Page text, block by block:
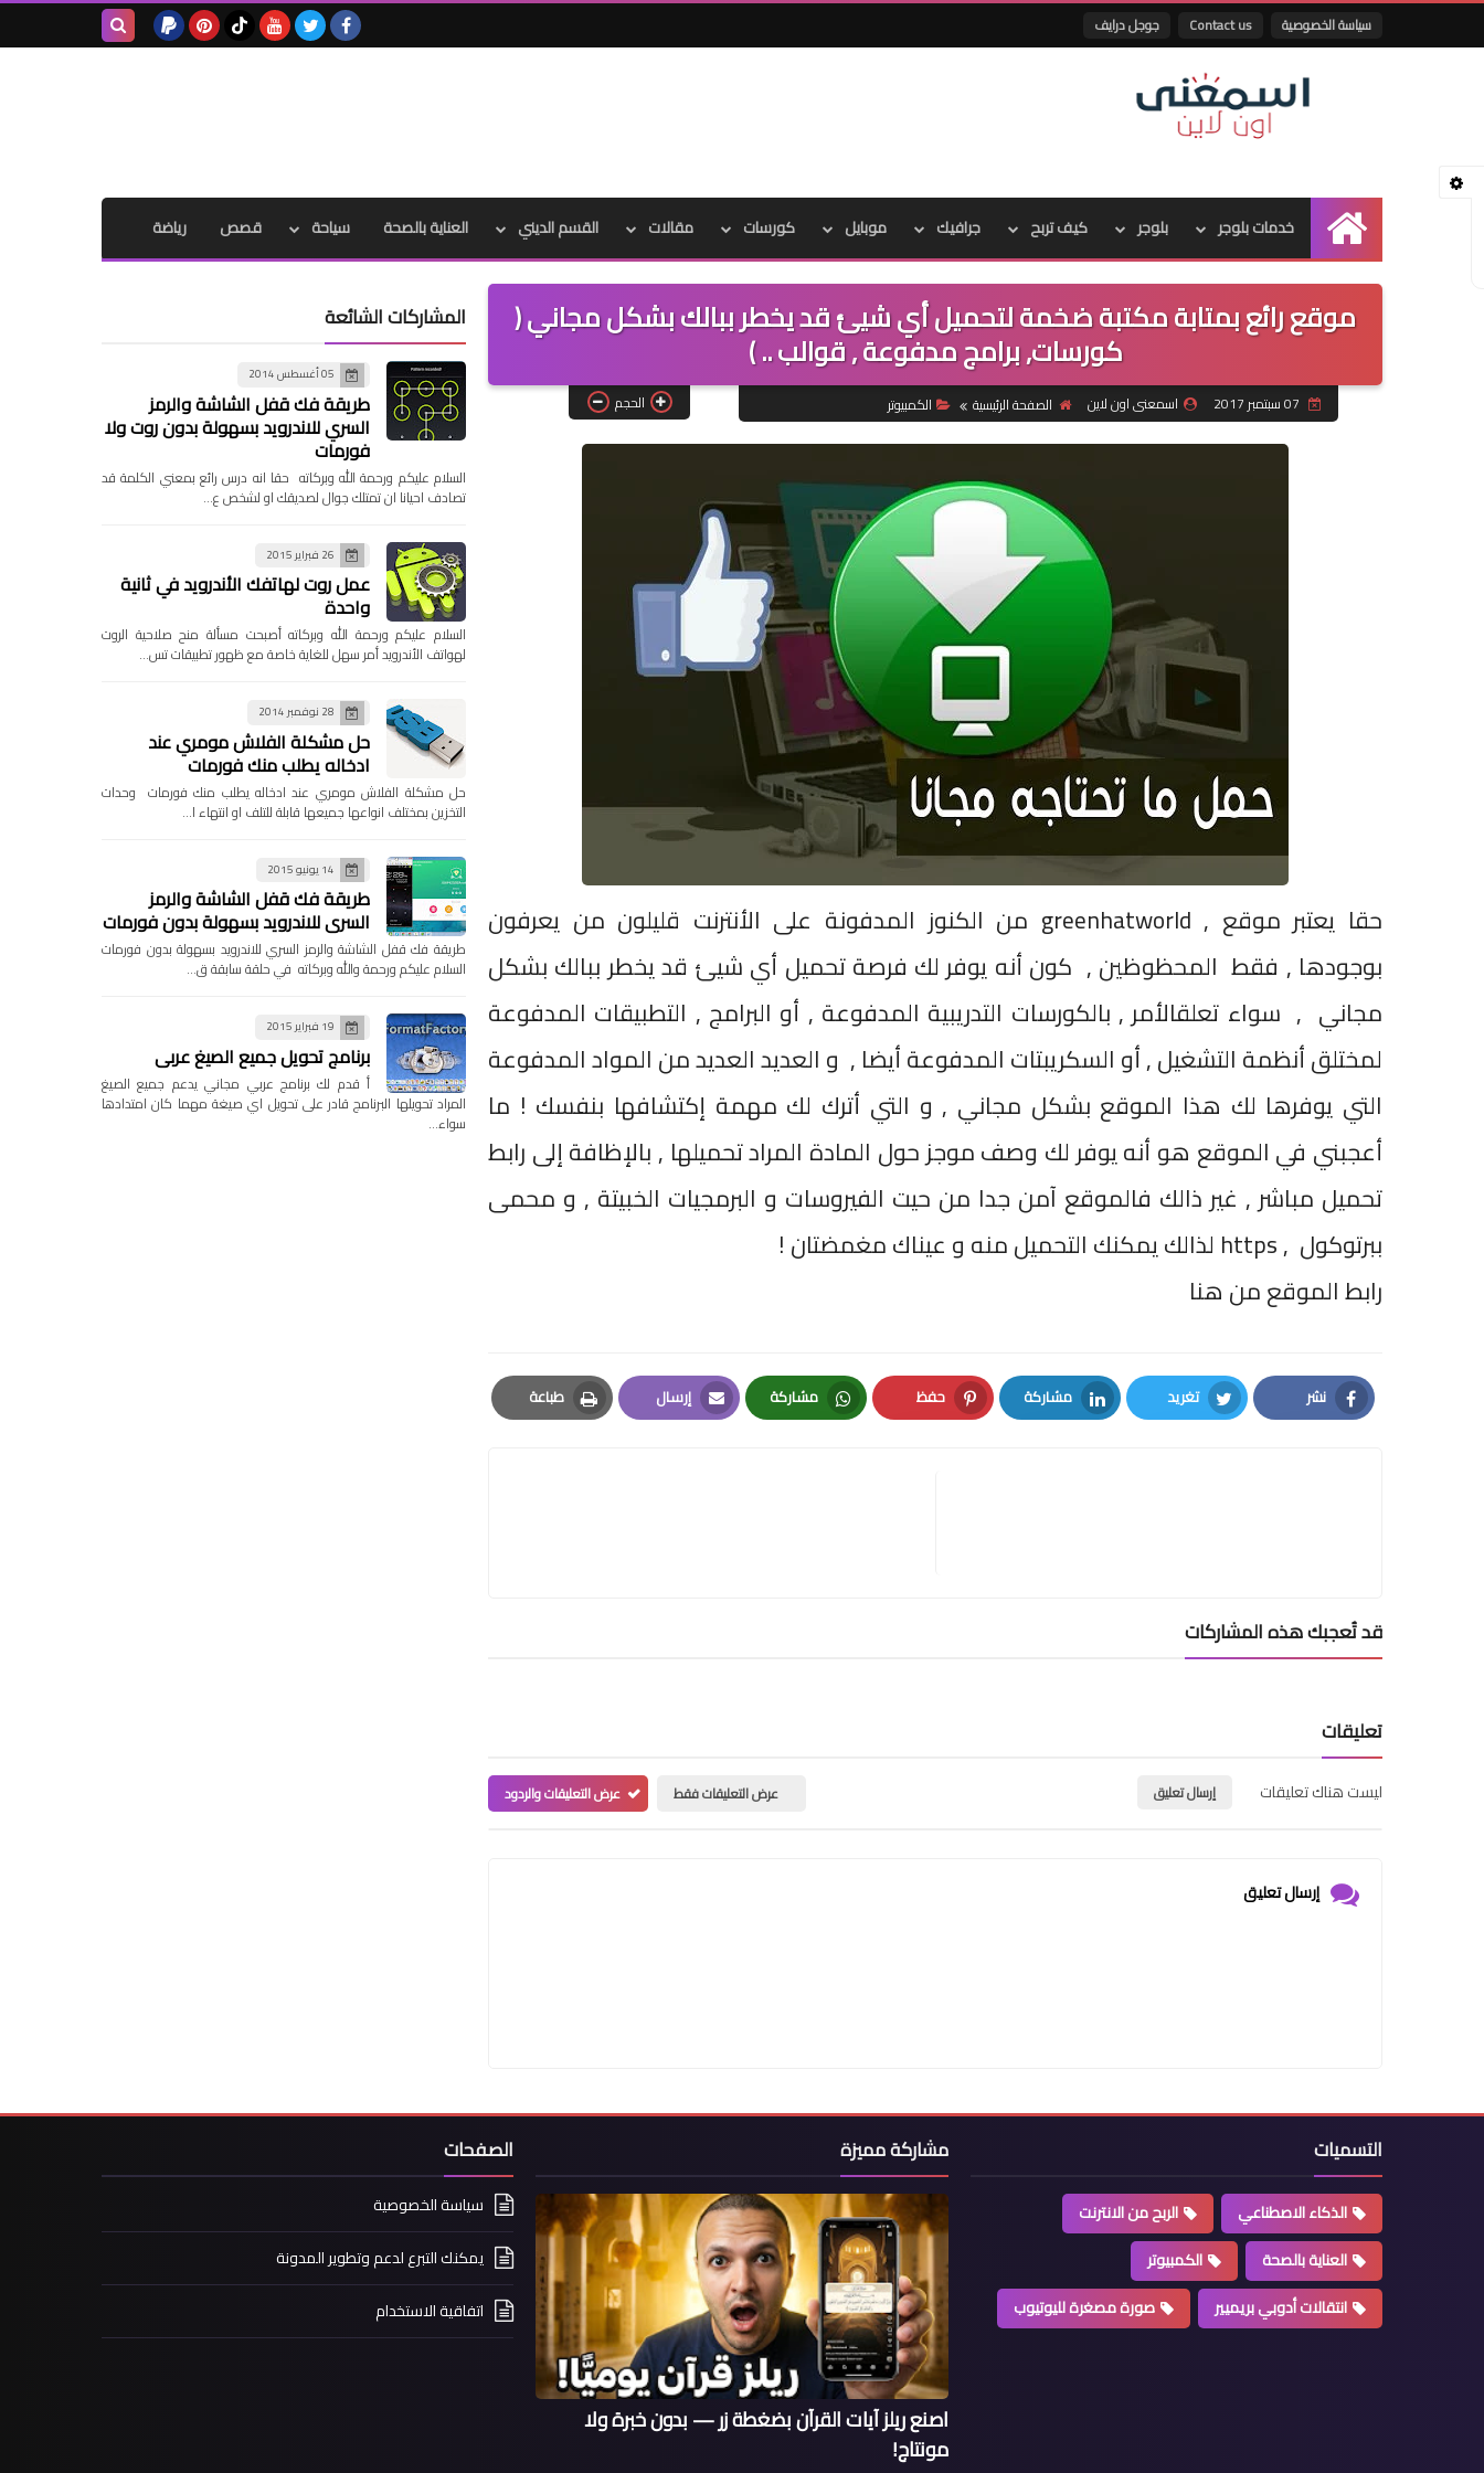
سياسة الخصوصية Contact us جوجل درايف
الرئيسية
خدمات بلوجر بلوجر كيف تربح جرافيك موبايل كورسات مقالات القسم الديني العناية بالصحة سياحة قصص رياضة
موقع رائع بمتابة مكتبة ضخمة لتحميل أي شيئ قد يخطر ببالك بشكل مجاني (
كورسات, برامج مدفوعة , قوالب .. )
اسمعنى اون لاين الصفحة الرئيسية الكمبيوتر الحجم
حقا يعتبر موقع greenhatworld , من الكنوز المدفونة على الأنترنت قليلون من يعرفون
بوجودها , فقط المحظوظين , كون أنه يوفر لك فرصة تحميل أي شيئ قد يخطر ببالك بشكل
مجاني , سواء تعلقالأمر , بالكورسات التدريبية المدفوعة , أو البرامج , التطبيقات المدفوعة
لمختلق أنظمة التشغيل , أو السكريبتات المدفوعة أيضا , و العديد العديد من المواد المدفوعة
التي يوفرها لك هذا الموقع بشكل مجاني , و التي أترك لك مهمة إكتشافها بنفسك ! ما
أعجبني في الموقع هو أنه يوفر لك وصف موجز حول المادة المراد تحميلها , بالإظافة إلى رابط
تحميل مباشر , غير ذالك فالموقع آمن جدا من حيت الفيروسات و البرمجيات الخبيتة , و محمى
ببرتوكول https , لذالك يمكنك التحميل منه و عيناك مغمضتان !
رابط الموقع من هنا
نشر
Facebook
تغريد
Twitter
مشاركة
LinkedIn
حفظ
Pinterest
مشاركة
Whatsapp
إرسال
Email
طباعة
Print
قد تُعجبك هذه المشاركات
تعليقات
ليست هناك تعليقات إرسال تعليق عرض التعليقات فقط عرض التعليقات والردود
إرسال تعليق
المشاركات الشائعة
05 أغسطس 2014
طريقة فك قفل الشاشة والرمز
السري للاندرويد بسهولة بدون روت ولا
فورمات
السلام عليكم ورحمة الله وبركاته حقا انه درس رائع بمعني الكلمة قد
تصادف احيانا ان تمتلك جوال لصديقك او لشخص ع…
26 فبراير 2015
عمل روت لهاتفك الأندرويد في ثانية
واحدة
السلام عليكم ورحمة الله وبركاته أصبحت مسألة منح صلاحية الروت
لهواتف الأندرويد أمر سهل للغاية خاصة مع ظهور تطبيقات تس…
28 نوفمبر 2014
حل مشكلة الفلاش مومري عند
ادخاله يطلب منك فورمات
حل مشكلة الفلاش مومري عند ادخاله يطلب منك فورمات وحدات
التخزين بمختلف انواعها جميعها قابلة للتلف او انتهاء ا…
14 يونيو 2015
طريقة فك قفل الشاشة والرمز
السري للاندرويد بسهولة بدون فورمات
طريقة فك قفل الشاشة والرمز السري للاندرويد بسهولة بدون فورمات
السلام عليكم ورحمة والله وبركاته في حلقة سابقة ق…
19 فبراير 2015
برنامج تحويل جميع الصيغ عربي
أ قدم لك برنامج عربي مجاني يدعم جميع الصيغ
المراد تحويلها البرنامج قادر على تحويل اي صيغة مهما كان امتدادها
سواء…
التسميات
الذكاء الاصطناعي
الربح من الانترنت
العناية بالصحة
الكمبيوتر
انتقالات أدوبي بريميير
صورة مصغرة لليوتيوب
مشاركة مميزة
اصنع ريلز آيات القرآن بضغطة زر — بدون خبرة ولا
مونتاج!
الصفحات
سياسة الخصوصية
يمكنك التبرع لدعم وتطوير المدونة
اتفاقية الاستخدام